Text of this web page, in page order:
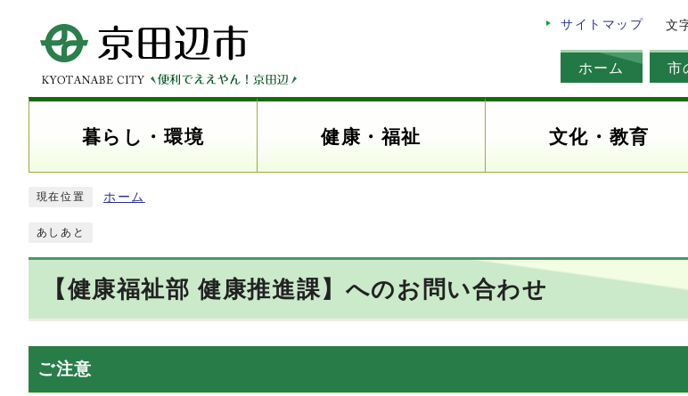
サイトマップ 文
ホーム 市
暮らし・環境 健康・福祉 文化・教育
現在位置 ホーム
あしあと
【健康福祉部 健康推進課】へのお問い合わせ
ご注意